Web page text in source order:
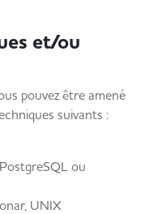
et/ou
pouvez être amené
suivants :
ou
UNIX